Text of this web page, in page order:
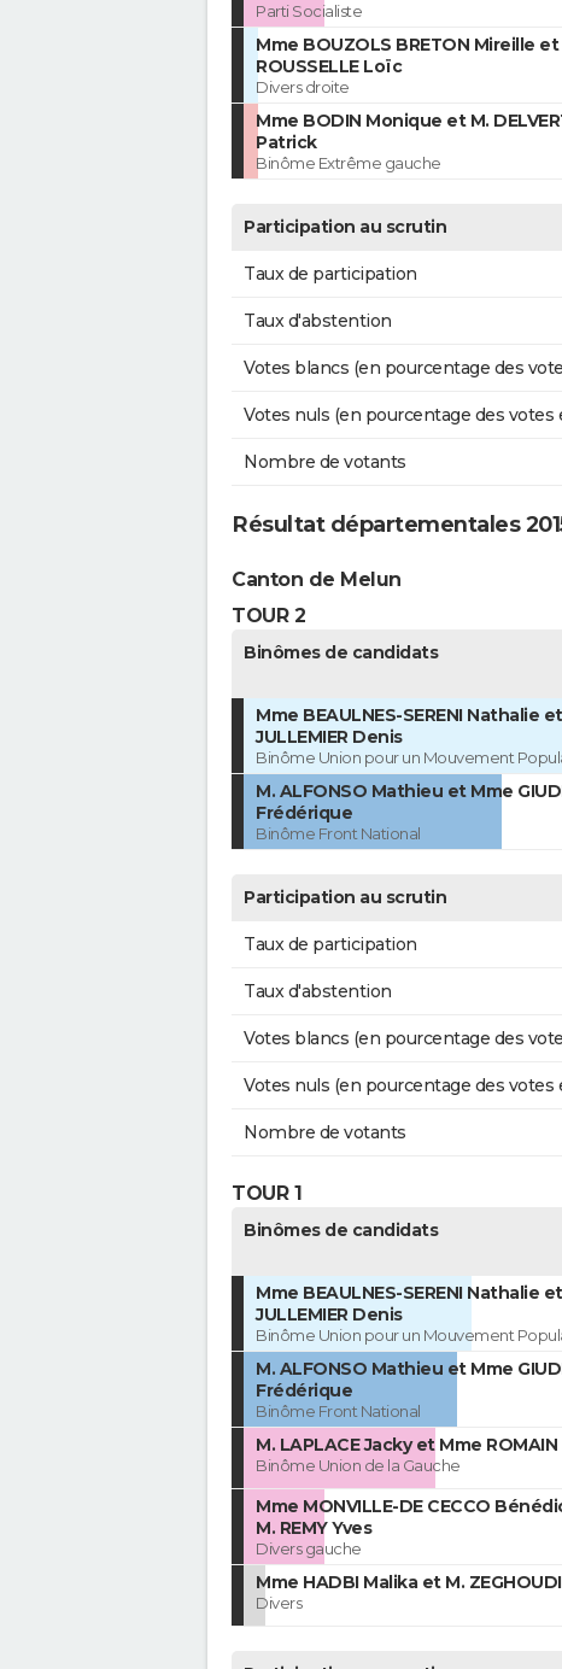
Parti Socialiste
Mme BOUZOLS BRETON Mireille et
ROUSSELLE Loïc
Divers droite
Mme BODIN Monique et M.
Patrick
Binôme Extrême gauche
Participation au scrutin
Taux de participation
Taux d'abstention
Votes blancs (en pourcentage des
Votes nuls (en pourcentage des votes
Nombre de votants
Résultat départementales
Canton de Melun
TOUR 2
Binômes de candidats
Mme BEAULNES-SERENI Nathalie
JULLEMIER Denis
Binôme Union pour un Mouvement
M. ALFONSO Mathieu et Mme
Frédérique
Binôme Front National
Participation au scrutin
Taux de participation
Taux d'abstention
Votes blancs (en pourcentage des
Votes nuls (en pourcentage des votes
Nombre de votants
TOUR 1
Binômes de candidats
Mme BEAULNES-SERENI Nathalie
JULLEMIER Denis
Binôme Union pour un Mouvement
M. ALFONSO Mathieu et Mme
Frédérique
Binôme Front National
M. LAPLACE Jacky et Mme
Binôme Union de la Gauche
Mme MONVILLE-DE CECCO
M. REMY Yves
Divers gauche
Mme HADBI Malika et M.
Divers